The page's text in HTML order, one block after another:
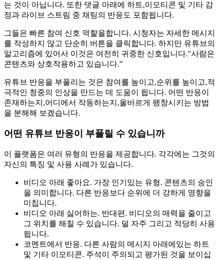
는 것이 아닙니다. 또한 댓글 아래에 하트,이모티콘 및 기타 감
정과 라이브 스트림 중 채팅의 반응도 포함됩니다.
그들은 빠른 참여 신호 역할을합니다. 시청자는 자세한 메시지
를 작성하지 않고 단순히 버튼을 클릭합니다. 하지만 유튜브의
알고리즘에 있어서 이것은 여전히 귀중한 신호입니다."사람은
콘텐츠와 상호작용하고 있습니다.”
유튜브 반응을 부풀리는 것은 참여를 높이고,순위를 높이고,적
극적인 청중의 인상을 만드는 데 도움이 됩니다. 어떤 반응이
존재하는지,어디에서 작동하는지,올바르게 팽창시키는 방법
을 분해해 보겠습니다.
어떤 유튜브 반응이 부풀릴 수 있습니까
이 플랫폼은 여러 유형의 반응을 제공합니다. 각각에는 그것의
자신의 특징 및 사용 사례가 있습니다.
비디오 아래 좋아요. 가장 인기있는 유형. 콘텐츠의 승인
을 의미합니다. 다른 반응보다 순위에 더 강하게 영향을
미칩니다.
비디오 아래 싫어하는. 반대편. 비디오의 매력을 줄이고
그 위치를 해칠 수 있습니다. 덜 자주 그리고 적당히 사용
됩니다.
코멘트에서 반응. 다른 사람의 메시지 아래에있는 하트
및 기타 이모티콘. 주석이 주의되고 평가된 것을 보이십